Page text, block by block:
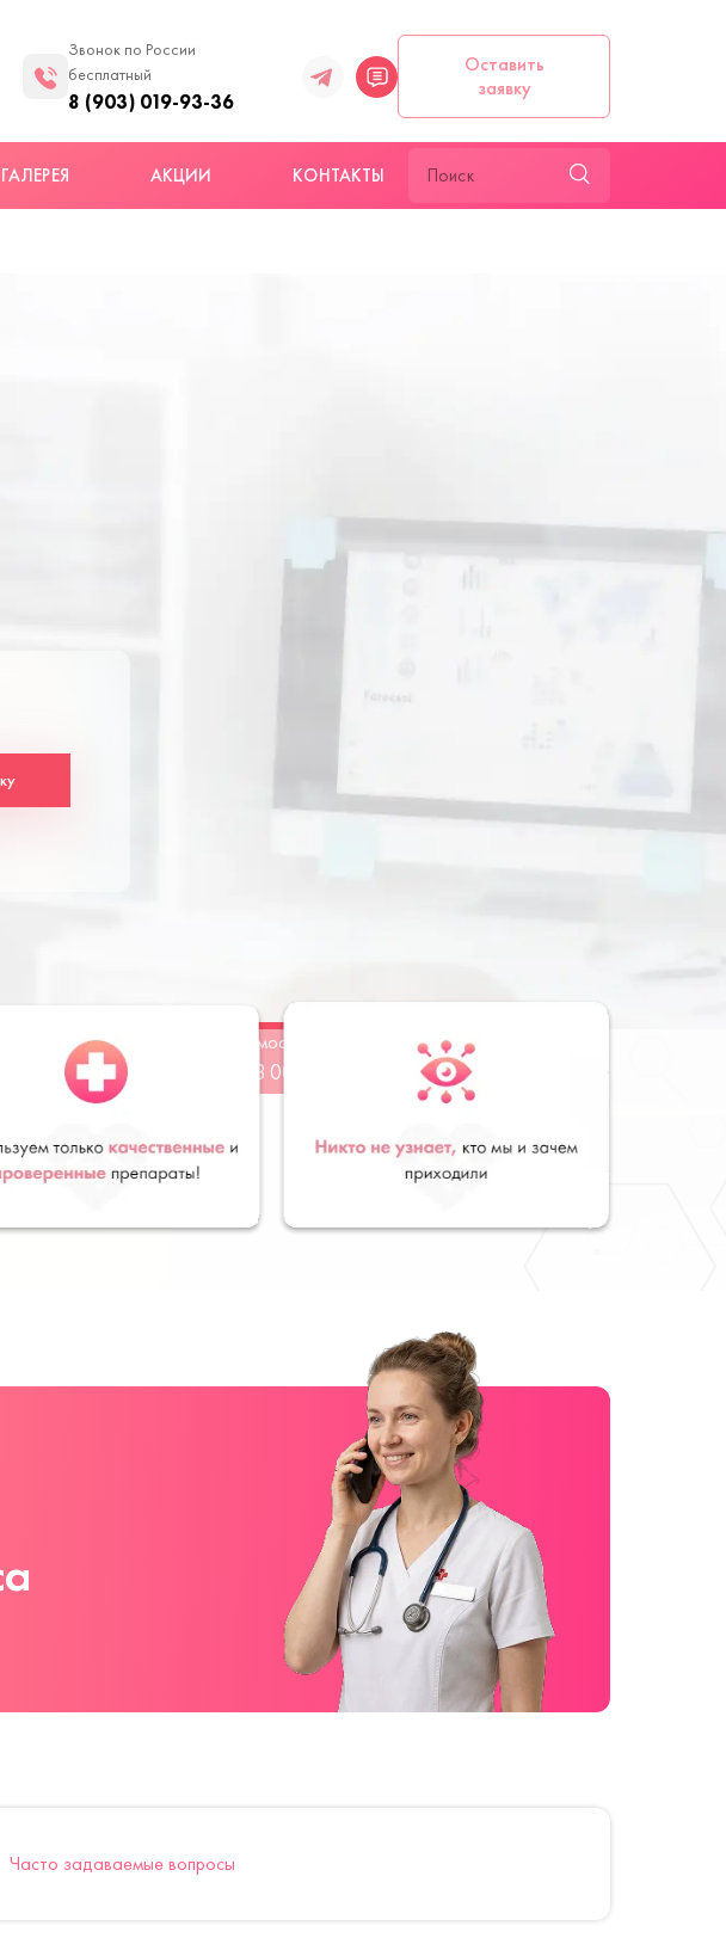
Звонок по России
бесплатный
8 (903) 019-93-36
Оставить
заявку
ГАЛЕРЕЯ АКЦИИ КОНТАКТЫ
Стоимость
от 28 000
Заказать
Часто задаваемые вопросы